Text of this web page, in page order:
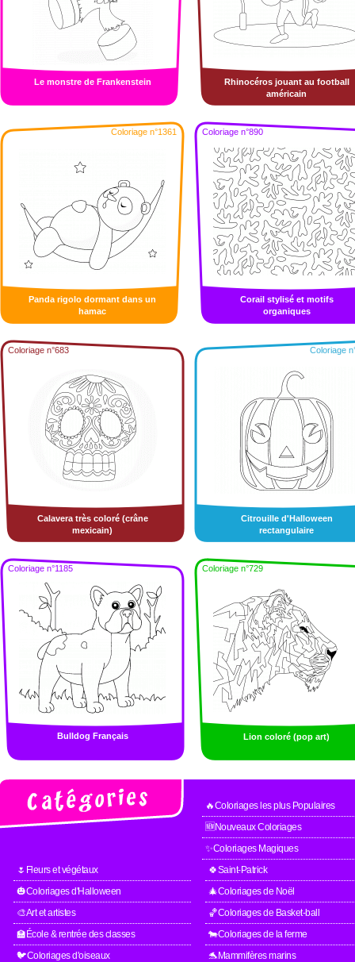
Le monstre de Frankenstein
Rhinocéros jouant au football
américain
Coloriage n°1361
Panda rigolo dormant dans un
hamac
Coloriage n°890
Corail stylisé et motifs
organiques
Coloriage n°683
Calavera très coloré (crâne
mexicain)
Coloriage
Citrouille d'Halloween
rectangulaire
Coloriage n°1185
Bulldog Français
Coloriage n°729
Lion coloré (pop art)
🔥Coloriages les plus Populaires
🆕Nouveaux Coloriages
✨Coloriages Magiques
🌷Fleurs et végétaux
🍀Saint-Patrick
🎃Coloriages d'Halloween
🎄Coloriages de Noël
🎨Art et artistes
🏀Coloriages de Basket-ball
🏫École & rentrée des classes
🐄Coloriages de la ferme
🐦Coloriages d'oiseaux
🐬Mammifères marins